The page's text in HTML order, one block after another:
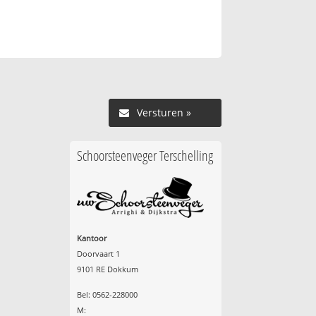
Versturen »
Schoorsteenveger Terschelling
Kantoor
Doorvaart 1
9101 RE Dokkum
Bel: 0562-228000
M: